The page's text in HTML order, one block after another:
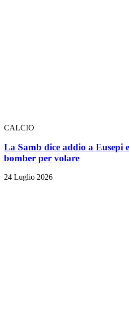
CALCIO
La Samb dice addio a Eusepi
bomber per volare
24 Luglio 2026